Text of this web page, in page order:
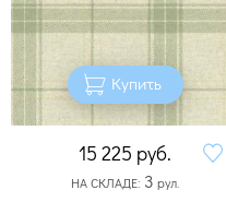
Купить
15 225 руб.
НА СКЛАДЕ: 3 рул.